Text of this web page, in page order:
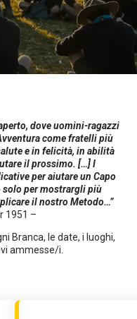
dove uomini-ragazzi
come fratelli più
e in felicità, in abilità
il prossimo. […] I
per aiutare un Capo
per mostrargli più
il nostro Metodo…”
1951 –
Branca, le date, i luoghi,
ammesse/i.